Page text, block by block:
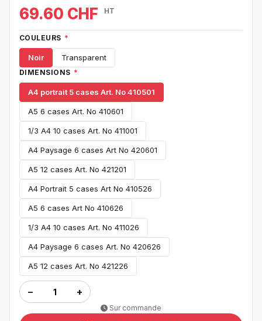
69.60 CHF HT
COULEURS *
Noir Transparent
DIMENSIONS *
A4 portrait 5 cases Art. No 410501
A5 6 cases Art. No 410601
1/3 A4 10 cases Art. No 411001
A4 Paysage 6 cases Art No 420601
A5 12 cases Art. No 421201
A4 Portrait 5 cases Art No 410526
A5 6 cases Art No 410626
1/3 A4 10 cases Art. No 411026
A4 Paysage 6 cases Art. No 420626
A5 12 cases Art. No 421226
− +
Sur commande